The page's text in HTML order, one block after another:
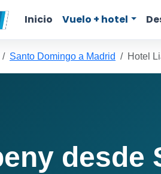
Inicio Vuelo + hotel
Santo Domingo a Madrid Hotel
desde